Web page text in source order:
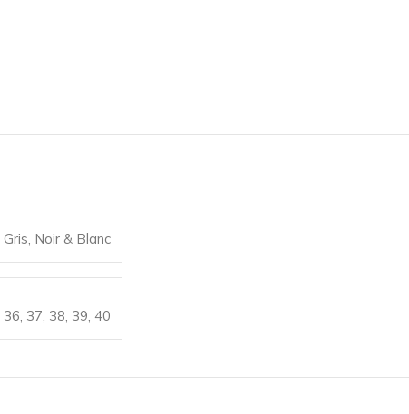
Gris, Noir & Blanc
36, 37, 38, 39, 40